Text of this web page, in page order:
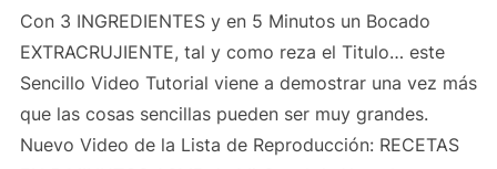
Con 3 INGREDIENTES y en 5 Minutos un Bocado
EXTRACRUJIENTE, tal y como reza el Titulo… este
Sencillo Video Tutorial viene a demostrar una vez más
que las cosas sencillas pueden ser muy grandes.
Nuevo Video de la Lista de Reproducción: RECETAS